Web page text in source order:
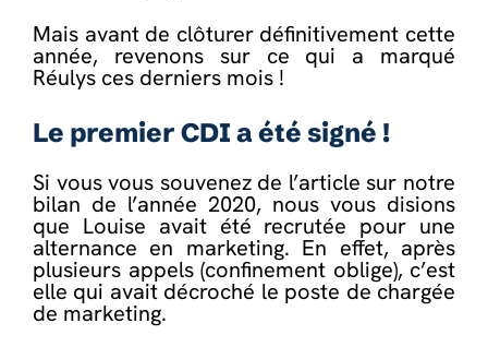
Mais avant de clôturer définitivement cette
année, revenons sur ce qui a marqué
Réulys ces derniers mois !
Le premier CDI a été signé !
Si vous vous souvenez de l’article sur notre
bilan de l’année 2020, nous vous disions
que Louise avait été recrutée pour une
alternance en marketing. En effet, après
plusieurs appels (confinement oblige), c’est
elle qui avait décroché le poste de chargée
de marketing.